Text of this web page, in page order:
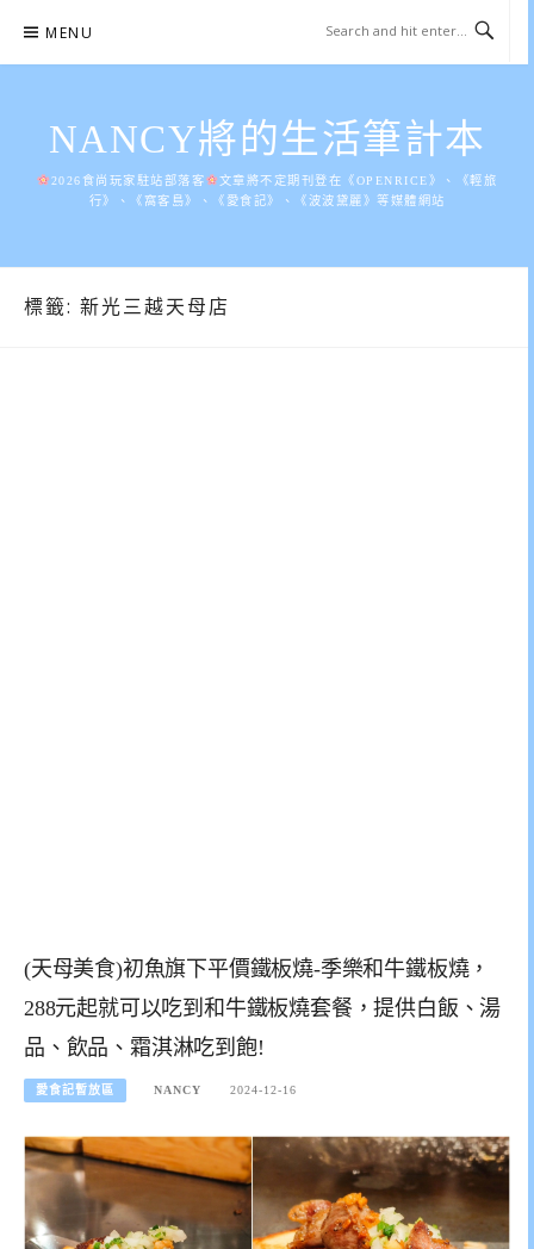
content
MENU
NANCY將的生活筆計本
2026食尚玩家駐站部落客
文章將不定期刊登在《OPENRICE》、《輕旅
行》、《窩客島》、《愛食記》、《波波黛麗》等媒體網站
標籤: 新光三越天母店
(天母美食)初魚旗下平價鐵板燒-季樂和牛鐵板燒，
288元起就可以吃到和牛鐵板燒套餐，提供白飯、湯
品、飲品、霜淇淋吃到飽!
愛食記暫放區 NANCY 2024-12-16